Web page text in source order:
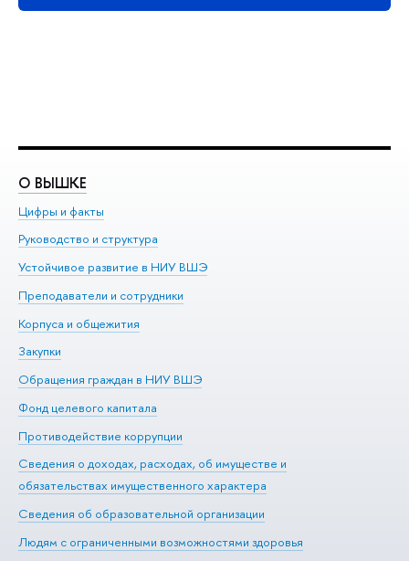
О ВЫШКЕ
Цифры и факты
Руководство и структура
Устойчивое развитие в НИУ ВШЭ
Преподаватели и сотрудники
Корпуса и общежития
Закупки
Обращения граждан в НИУ ВШЭ
Фонд целевого капитала
Противодействие коррупции
Сведения о доходах, расходах, об имуществе и
обязательствах имущественного характера
Сведения об образовательной организации
Людям с ограниченными возможностями здоровья